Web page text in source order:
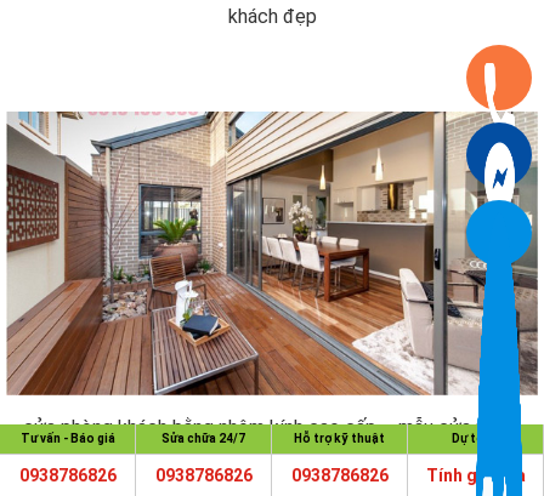
khách đẹp
cửa phòng khách bằng nhôm kính cao cấp – mẫu cửa nhôm
kính phòng khách đẹp
Tư vấn - Báo giá
0938786826
Sửa chữa 24/7
0938786826
Hỗ trợ kỹ thuật
0938786826
Dự toán
Tính giá cửa